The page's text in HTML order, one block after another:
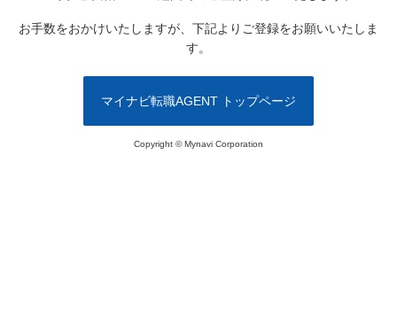
お手数をおかけいたしますが、下記よりご登録をお願いいたしま
す。
マイナビ転職AGENT トップページ
Copyright © Mynavi Corporation